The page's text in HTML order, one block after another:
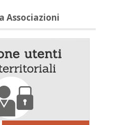
Associazioni